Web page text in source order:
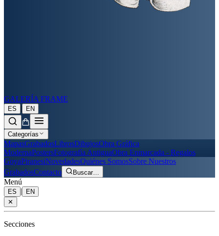
GALERÍA FRAME
ES | EN
Categorías
MapasGrabadosLibrosDibujosObra Gráfica
ModernaPostersFotografía AntiguaObra Enmarcada - Regalos
GoyaPiranesiNovedadesQuiénes SomosSobre Nuestros
GrabadosContacto Buscar…
Menú
ES |
EN
✕
Secciones